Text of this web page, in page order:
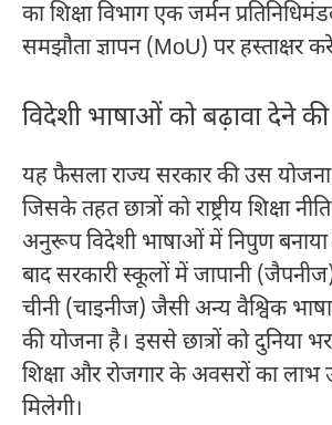
का शिक्षा विभाग एक जर्मन
समझौता ज्ञापन (MoU) पर हस्ताक्षर
विदेशी भाषाओं को बढ़ावा देने
यह फैसला राज्य सरकार की उस योजना
जिसके तहत छात्रों को राष्ट्रीय शिक्षा
अनुरूप विदेशी भाषाओं में निपुण बनाया
बाद सरकारी स्कूलों में जापानी
चीनी (चाइनीज) जैसी अन्य वैश्विक
की योजना है। इससे छात्रों को दुनिया
शिक्षा और रोजगार के अवसरों का लाभ
मिलेगी।